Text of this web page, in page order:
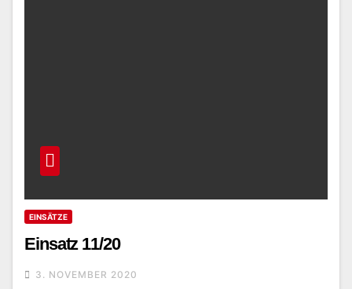
EINSÄTZE
Einsatz 11/20
3. NOVEMBER 2020